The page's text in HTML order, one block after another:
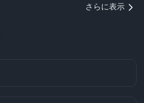
さらに表示